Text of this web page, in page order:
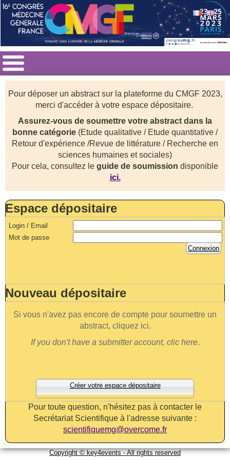
Pour déposer un abstract sur la plateforme du CMGF 2023,
merci d'accéder à votre espace dépositaire.
Assurez-vous de soumettre votre abstract dans la
bonne catégorie (Etude qualitative / Etude quantitative /
Retour d'expérience /Revue de littérature / Recherche en
sciences humaines et sociales)
Pour cela, consultez le guide de soumission disponible
ici.
Espace dépositaire
Login / Email
Mot de passe
Connexion
Nouveau dépositaire
Si vous n'avez pas encore de compte pour soumettre un
abstract, cliquez ici.
If you don't have a submitter account, clic here.
Créer votre espace dépositaire
Pour toute question, n'hésitez pas à contacter le
Secrétariat Scientifique à l'adresse suivante :
scientifiquemg@overcome.fr
Copyright © key4events - All rights reserved